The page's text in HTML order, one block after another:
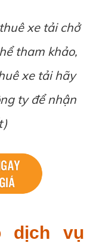
xe tải chở
tham khảo,
xe tải hãy
ty để nhận
dịch vụ